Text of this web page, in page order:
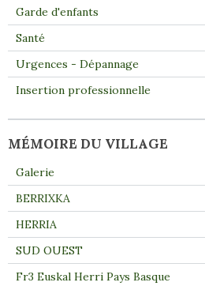
Garde d'enfants
Santé
Urgences - Dépannage
Insertion professionnelle
MÉMOIRE DU VILLAGE
Galerie
BERRIXKA
HERRIA
SUD OUEST
Fr3 Euskal Herri Pays Basque